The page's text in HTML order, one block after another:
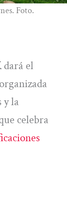
Foto.
dará el
y la
celebra